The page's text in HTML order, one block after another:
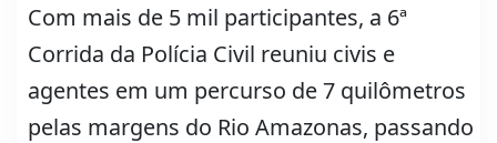
Com mais de 5 mil participantes, a 6ª
Corrida da Polícia Civil reuniu civis e
agentes em um percurso de 7 quilômetros
pelas margens do Rio Amazonas, passando